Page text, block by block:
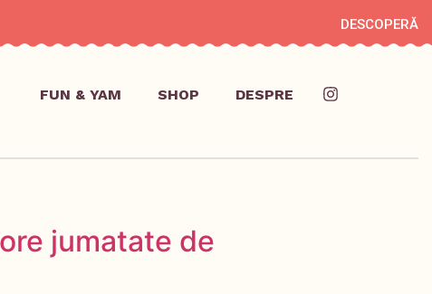
DESCOPERĂ
FUN & YAM SHOP DESPRE
jumatate de